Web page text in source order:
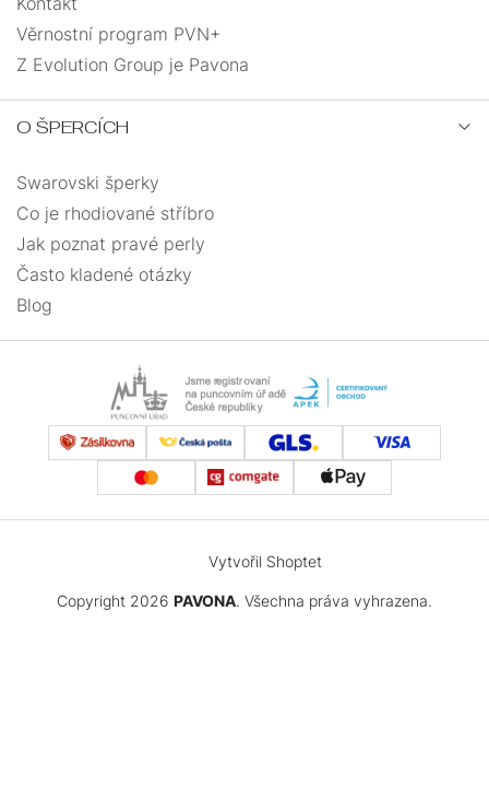
Věrnostní program PVN+
Z Evolution Group je Pavona
O ŠPERCÍCH
Swarovski šperky
Co je rhodiované stříbro
Jak poznat pravé perly
Často kladené otázky
Blog
Vytvořil Shoptet
Copyright 2026 PAVONA. Všechna práva vyhrazena.